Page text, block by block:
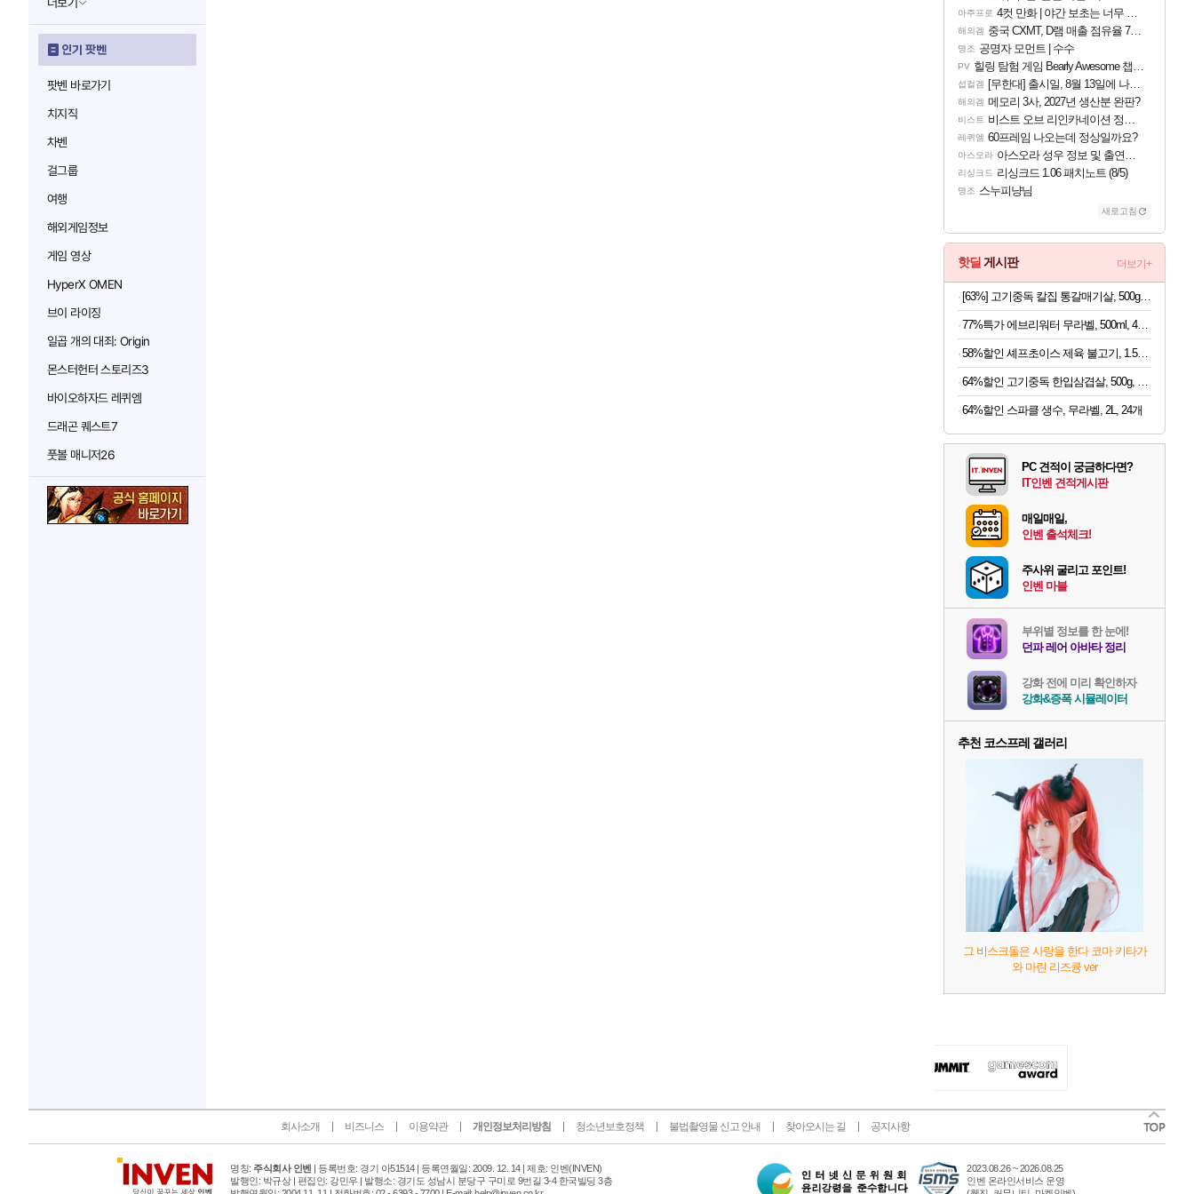
인기 팟벤
팟벤 바로가기
치지직
차벤
걸그룹
여행
해외게임정보
게임 영상
HyperX OMEN
브이 라이징
일곱 개의 대죄: Origin
몬스터헌터 스토리즈3
바이오하자드 레퀴엠
드래곤 퀘스트7
풋볼 매니저26
아주프로 4컷 만화 | 야간 보초는 너무 힘들어
해외겜 중국 CXMT, D램 매출 점유율 7%…글로벌 4위로 부상
명조 공명자 모먼트 | 수수
PV 힐링 탐험 게임 Bearly Awesome 챕터 1 트레일러
섭컬겜 [무한대] 출시일, 8월 13일에 나오나
해외겜 메모리 3사, 2027년 생산분 완판?
비스트 비스트 오브 리인카네이션 정보/공략글 모음
레퀴엠 60프레임 나오는데 정상일까요?
아스오라 아스오라 성우 정보 및 출연작 모음
리싱크드 리싱크드 1.06 패치노트 (8/5)
명조 스누피냥님
새로고침
핫딜 게시판 더보기+
[63%] 고기중독 칼집 통갈매기살, 500g, 2팩
77%특가 에브리워터 무라벨, 500ml, 40개
58%할인 셰프초이스 제육 불고기, 1.5kg, 1개
64%할인 스파클 생수, 무라벨, 2L, 24개
PC 견적이 궁금하다면?
IT인벤 견적게시판
매일매일,
인벤 출석체크!
주사위 굴리고 포인트!
인벤 마블
부위별 정보를 한 눈에!
던파 레어 아바타 정리
강화 전에 미리 확인하자
강화&증폭 시뮬레이터
추천 코스프레 갤러리
그 비스크돌은 사랑을 한다 코마 키타가
와 마린 리즈큥 ver
회사소개 비즈니스 이용약관 개인정보처리방침 청소년보호정책 불법촬영물 신고 안내 찾아오시는 길 공지사항
명칭: 주식회사 인벤 | 등록번호: 경기 아51514 | 등록연월일: 2009. 12. 14 | 제호: 인벤 (INVEN)
발행인: 박규상 | 편집인: 강민우 | 발행소: 경기도 성남시 분당구 구미로 9번길 3-4 한국빌딩 3층
터
2023.08.26 ~ 2026.08.25
인벤 온라인서비스 운영